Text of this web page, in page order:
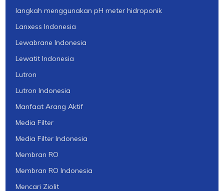
langkah menggunakan pH meter hidroponik
Lanxess Indonesia
Lewabrane Indonesia
Lewatit Indonesia
Lutron
Lutron Indonesia
Manfaat Arang Aktif
Media Filter
Media Filter Indonesia
Membran RO
Membran RO Indonesia
Mencari Ziolit